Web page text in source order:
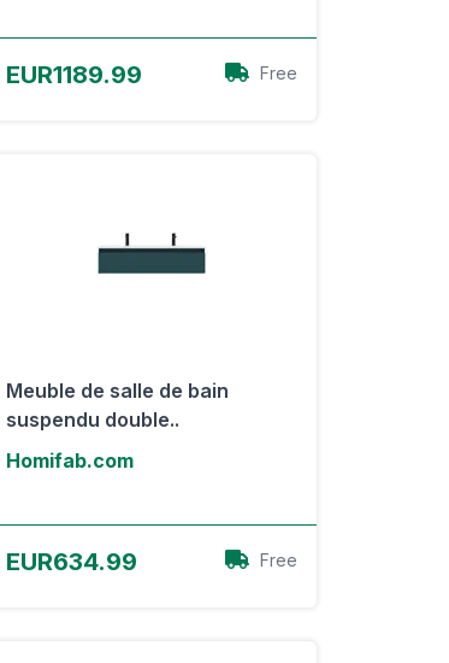
EUR1189.99 Free
Meuble de salle de bain
suspendu double..
Homifab.com
EUR634.99 Free